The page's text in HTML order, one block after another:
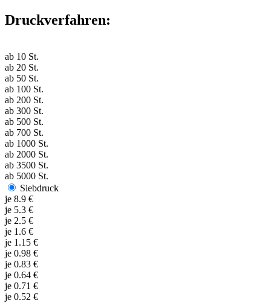
Druckverfahren:
ab 10 St.
ab 20 St.
ab 50 St.
ab 100 St.
ab 200 St.
ab 300 St.
ab 500 St.
ab 700 St.
ab 1000 St.
ab 2000 St.
ab 3500 St.
ab 5000 St.
Siebdruck
je 8.9 €
je 5.3 €
je 2.5 €
je 1.6 €
je 1.15 €
je 0.98 €
je 0.83 €
je 0.64 €
je 0.71 €
je 0.52 €